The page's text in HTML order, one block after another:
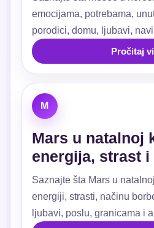
emocijama, potrebama,
porodici, domu, ljubavi,
sigurnosti.
Pročitaj
M
Mars u natalnoj
energija, strast
Saznajte šta Mars u
energiji, strasti, načinu
ljubavi, poslu, granicama i